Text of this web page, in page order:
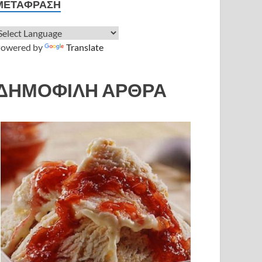
by Translate
ΑΡΘΡΑ